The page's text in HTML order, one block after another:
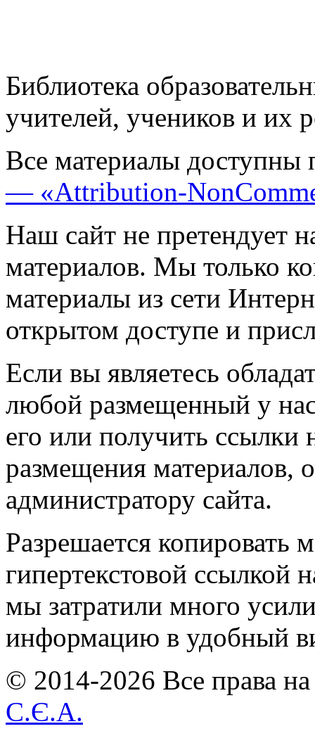
Библиотека
учителей, учеников и их
Все материалы доступны
— «Attribution-
Наш сайт не претендует
материалов. Мы только
материалы из сети
открытом доступе и
Если вы являетесь
любой размещенный у
его или получить ссылки
размещения материалов,
администратору сайта.
Разрешается копировать
гипертекстовой ссылкой
мы затратили много
информацию в удобный
© 2014-2026 Все права
С.Є.А.